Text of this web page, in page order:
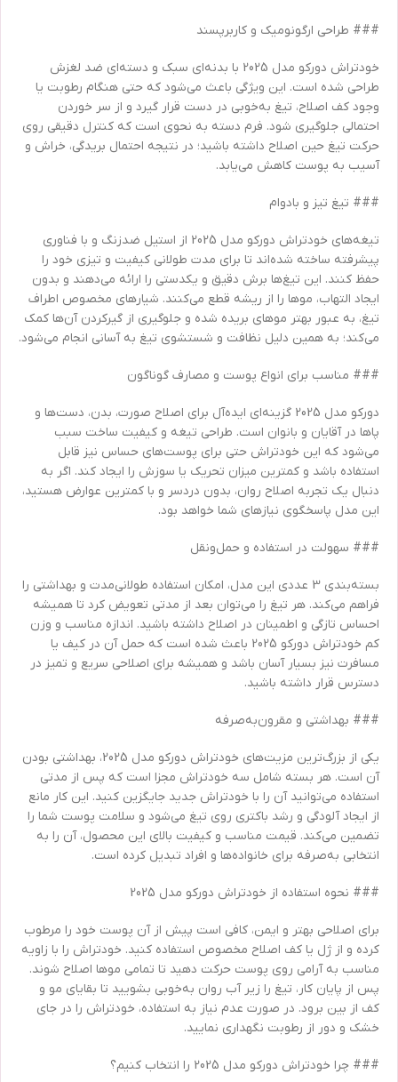
### طراحی ارگونومیک و کاربرپسند
خودتراش دورکو مدل 2025 با بدنه‌ای سبک و دسته‌ای ضد لغزش
طراحی شده است. این ویژگی باعث می‌شود که حتی هنگام رطوبت یا
وجود کف اصلاح، تیغ به‌خوبی در دست قرار گیرد و از سر خوردن
احتمالی جلوگیری شود. فرم دسته به نحوی است که کنترل دقیقی روی
حرکت تیغ حین اصلاح داشته باشید؛ در نتیجه احتمال بریدگی، خراش و
آسیب به پوست کاهش می‌یابد.
### تیغ تیز و بادوام
تیغه‌های خودتراش دورکو مدل 2025 از استیل ضدزنگ و با فناوری
پیشرفته ساخته شده‌اند تا برای مدت طولانی کیفیت و تیزی خود را
حفظ کنند. این تیغ‌ها برش دقیق و یکدستی را ارائه می‌دهند و بدون
ایجاد التهاب، موها را از ریشه قطع می‌کنند. شیارهای مخصوص اطراف
تیغ، به عبور بهتر موهای بریده شده و جلوگیری از گیرکردن آن‌ها کمک
می‌کند؛ به همین دلیل نظافت و شستشوی تیغ به آسانی انجام می‌شود.
### مناسب برای انواع پوست و مصارف گوناگون
دورکو مدل 2025 گزینه‌ای ایده‌آل برای اصلاح صورت، بدن، دست‌ها و
پاها در آقایان و بانوان است. طراحی تیغه و کیفیت ساخت سبب
می‌شود که این خودتراش حتی برای پوست‌های حساس نیز قابل
استفاده باشد و کمترین میزان تحریک یا سوزش را ایجاد کند. اگر به
دنبال یک تجربه اصلاح روان، بدون دردسر و با کمترین عوارض هستید،
این مدل پاسخگوی نیازهای شما خواهد بود.
### سهولت در استفاده و حمل‌ونقل
بسته‌بندی 3 عددی این مدل، امکان استفاده طولانی‌مدت و بهداشتی را
فراهم می‌کند. هر تیغ را می‌توان بعد از مدتی تعویض کرد تا همیشه
احساس تازگی و اطمینان در اصلاح داشته باشید. اندازه مناسب و وزن
کم خودتراش دورکو 2025 باعث شده است که حمل آن در کیف یا
مسافرت نیز بسیار آسان باشد و همیشه برای اصلاحی سریع و تمیز در
دسترس قرار داشته باشید.
### بهداشتی و مقرون‌به‌صرفه
یکی از بزرگ‌ترین مزیت‌های خودتراش دورکو مدل 2025، بهداشتی بودن
آن است. هر بسته شامل سه خودتراش مجزا است که پس از مدتی
استفاده می‌توانید آن را با خودتراش جدید جایگزین کنید. این کار مانع
از ایجاد آلودگی و رشد باکتری روی تیغ می‌شود و سلامت پوست شما را
تضمین می‌کند. قیمت مناسب و کیفیت بالای این محصول، آن را به
انتخابی به‌صرفه برای خانواده‌ها و افراد تبدیل کرده است.
### نحوه استفاده از خودتراش دورکو مدل 2025
برای اصلاحی بهتر و ایمن، کافی است پیش از آن پوست خود را مرطوب
کرده و از ژل یا کف اصلاح مخصوص استفاده کنید. خودتراش را با زاویه
مناسب به آرامی روی پوست حرکت دهید تا تمامی موها اصلاح شوند.
پس از پایان کار، تیغ را زیر آب روان به‌خوبی بشویید تا بقایای مو و
کف از بین برود. در صورت عدم نیاز به استفاده، خودتراش را در جای
خشک و دور از رطوبت نگهداری نمایید.
### چرا خودتراش دورکو مدل 2025 را انتخاب کنیم؟